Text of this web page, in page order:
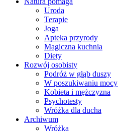
Uroda
Terapie
Joga
Apteka przyrody
Magiczna kuchnia
Diety
Rozwój osobisty
Podróż w głąb duszy
W poszukiwaniu mocy
Kobieta i mężczyzna
Psychotesty
Wróżka dla ducha
Archiwum
Wróżka